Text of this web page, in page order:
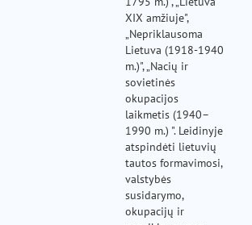
XIX amžiuje",
„Nepriklausoma
Lietuva (1918-1940
m.)", „Nacių ir
sovietinės
okupacijos
laikmetis (1940–
1990 m.) ". Leidinyje
atspindėti lietuvių
tautos formavimosi,
valstybės
susidarymo,
okupacijų ir